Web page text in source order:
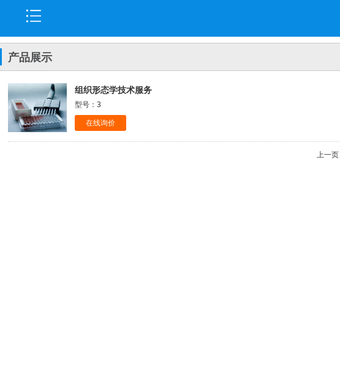
产品展示
组织形态学技术服务
型号：3
在线询价
上一页